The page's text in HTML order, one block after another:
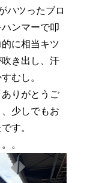
ハツったブロ
ンマーで叩
に相当キツ
き出し、汗
むし。
りがとうご
少しでもお
す。
。